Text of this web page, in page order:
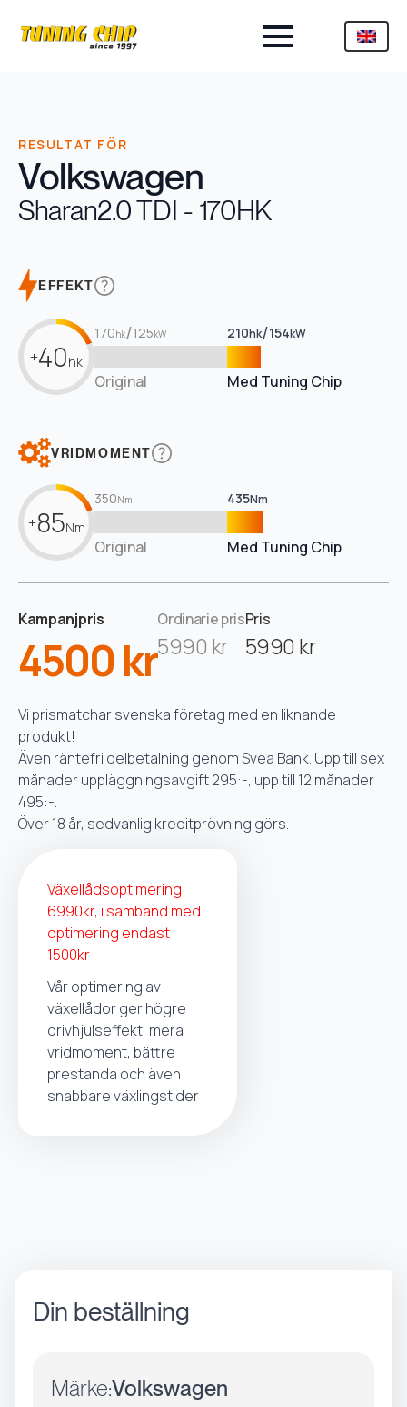
RESULTAT FÖR
Volkswagen
Sharan2.0 TDI - 170HK
EFFEKT
+40hk
170hk/125kW 210hk/154kW
Original Med Tuning Chip
VRIDMOMENT
+85Nm
350Nm 435Nm
Original Med Tuning Chip
Kampanjpris
4500 kr
Ordinarie pris
5990 kr
Pris
5990 kr
Vi prismatchar svenska företag med en liknande
produkt!
Även räntefri delbetalning genom Svea Bank. Upp till sex
månader uppläggningsavgift 295:-, upp till 12 månader
495:-.
Över 18 år, sedvanlig kreditprövning görs.
Växellådsoptimering
6990kr, i samband med
optimering endast
1500kr
Vår optimering av
växellådor ger högre
drivhjulseffekt, mera
vridmoment, bättre
prestanda och även
snabbare växlingstider
Din beställning
Märke:Volkswagen